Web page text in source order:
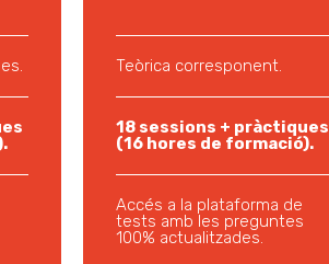
Teòrica corresponent.
18 sessions + pràctiques
(16 hores de formació).
Accés a la plataforma de
tests amb les preguntes
100% actualitzades.